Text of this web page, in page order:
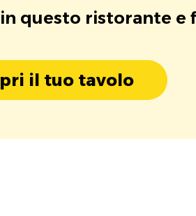
questo ristorante e
il tuo tavolo